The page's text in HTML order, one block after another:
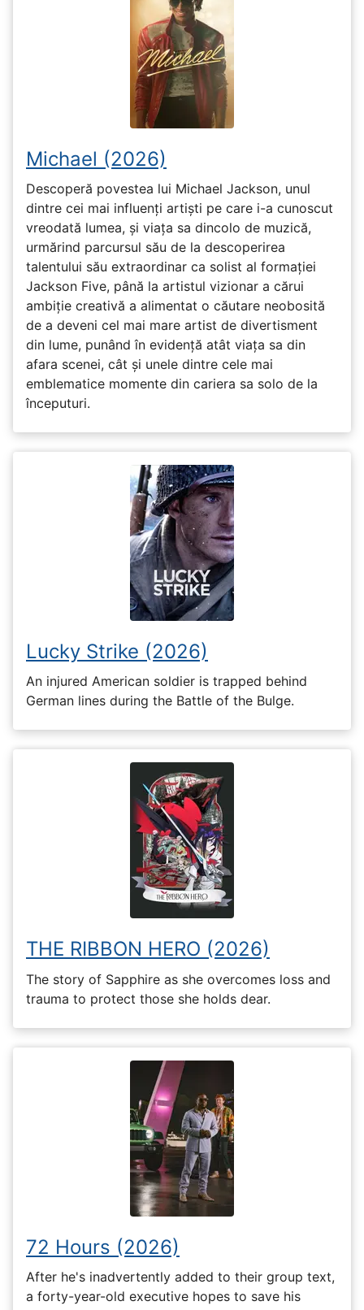
Michael (2026)
Descoperă povestea lui Michael Jackson, unul
dintre cei mai influenți artiști pe care i-a cunoscut
vreodată lumea, și viața sa dincolo de muzică,
urmărind parcursul său de la descoperirea
talentului său extraordinar ca solist al formației
Jackson Five, până la artistul vizionar a cărui
ambiție creativă a alimentat o căutare neobosită
de a deveni cel mai mare artist de divertisment
din lume, punând în evidență atât viața sa din
afara scenei, cât și unele dintre cele mai
emblematice momente din cariera sa solo de la
începuturi.
Lucky Strike (2026)
An injured American soldier is trapped behind
German lines during the Battle of the Bulge.
THE RIBBON HERO (2026)
The story of Sapphire as she overcomes loss and
trauma to protect those she holds dear.
72 Hours (2026)
After he's inadvertently added to their group text,
a forty-year-old executive hopes to save his